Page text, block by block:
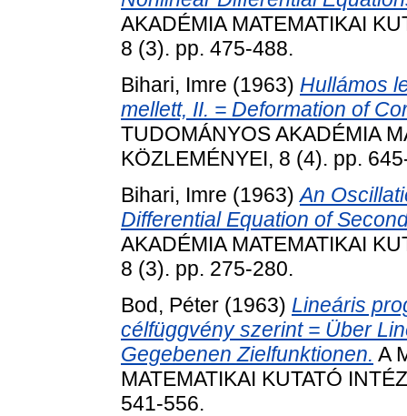
AKADÉMIA MATEMATIKAI
8 (3). pp. 475-488.
Bihari, Imre (1963) Hullámos
mellett, II. = Deformation of
TUDOMÁNYOS AKADÉMIA
KÖZLEMÉNYEI, 8 (4). pp.
Bihari, Imre (1963)An
Differential Equation of
AKADÉMIA MATEMATIKAI
8 (3). pp. 275-280.
Bod, Péter (1963) Lineáris
célfüggvény szerint = Über
Gegebenen Zielfunktionen. A
MATEMATIKAI KUTATÓ
541-556.